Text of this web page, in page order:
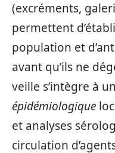
(excréments,
permettent
population et
avant qu’ils ne
veille s’intègre à
épidémiologique
et analyses
circulation